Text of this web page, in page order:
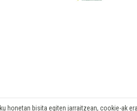
honetan bisita egiten jarraitzean, cookie-ak